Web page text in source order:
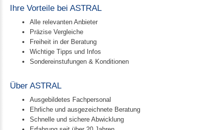
Ihre Vorteile bei ASTRAL
Alle relevanten Anbieter
Präzise Vergleiche
Freiheit in der Beratung
Wichtige Tipps und Infos
Sondereinstufungen & Konditionen
Über ASTRAL
Ausgebildetes Fachpersonal
Ehrliche und ausgezeichnete Beratung
Schnelle und sichere Abwicklung